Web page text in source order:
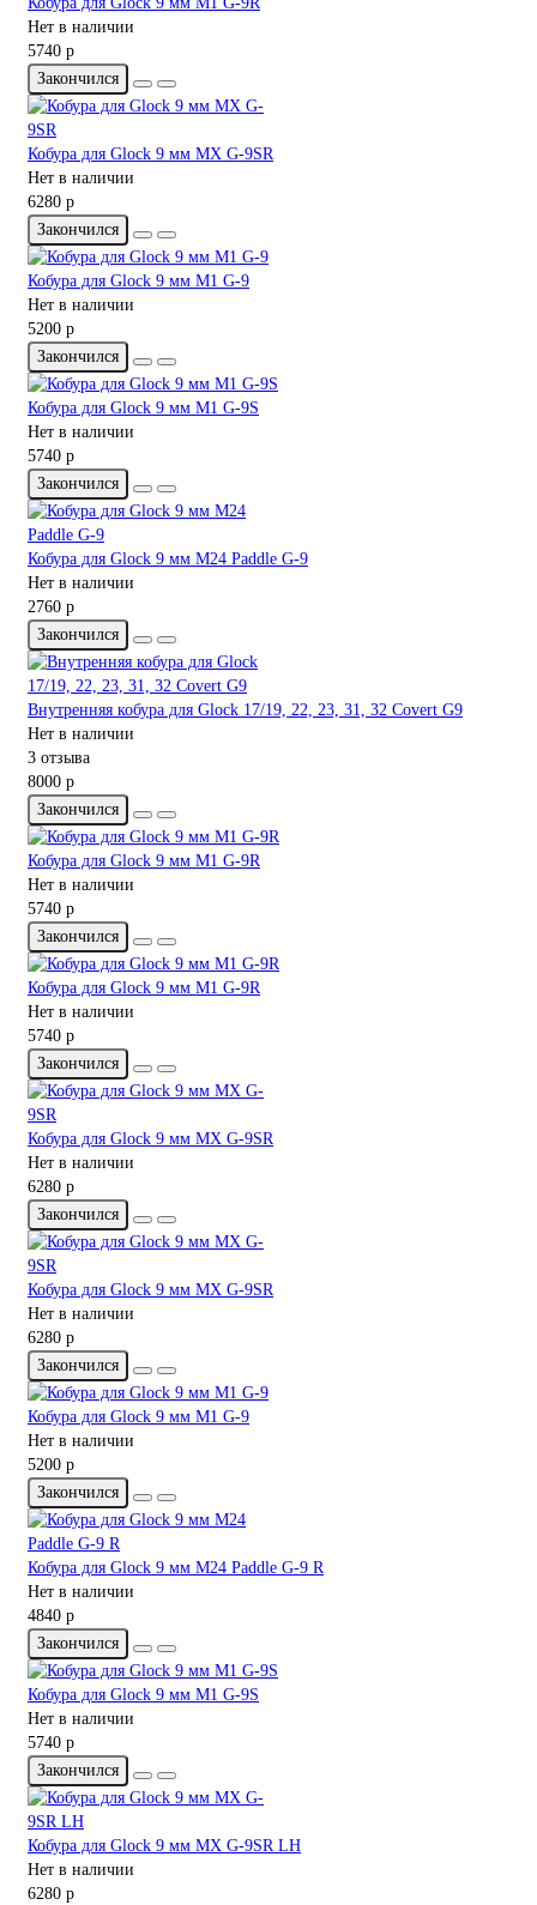
Нет в наличии
5740 р
Закончился
Кобура для Glock 9 мм MX G-9SR
Нет в наличии
6280 р
Закончился
Кобура для Glock 9 мм M1 G-9
Нет в наличии
5200 р
Закончился
Кобура для Glock 9 мм M1 G-9S
Нет в наличии
5740 р
Закончился
Кобура для Glock 9 мм M24 Paddle G-9
Нет в наличии
2760 р
Закончился
Внутренняя кобура для Glock 17/19, 22, 23, 31, 32 Covert G9
Нет в наличии
3 отзыва
8000 р
Закончился
Кобура для Glock 9 мм M1 G-9R
Нет в наличии
5740 р
Закончился
Кобура для Glock 9 мм M1 G-9R
Нет в наличии
5740 р
Закончился
Кобура для Glock 9 мм MX G-9SR
Нет в наличии
6280 р
Закончился
Кобура для Glock 9 мм MX G-9SR
Нет в наличии
6280 р
Закончился
Кобура для Glock 9 мм M1 G-9
Нет в наличии
5200 р
Закончился
Кобура для Glock 9 мм M24 Paddle G-9 R
Нет в наличии
4840 р
Закончился
Кобура для Glock 9 мм M1 G-9S
Нет в наличии
5740 р
Закончился
Кобура для Glock 9 мм MX G-9SR LH
Нет в наличии
6280 р